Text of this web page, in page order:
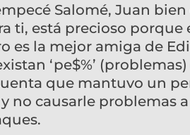
Salomé, Juan
ti, está precioso
es la mejor amiga de
‘pe$%’
que mantuvo un
no causarle problemas